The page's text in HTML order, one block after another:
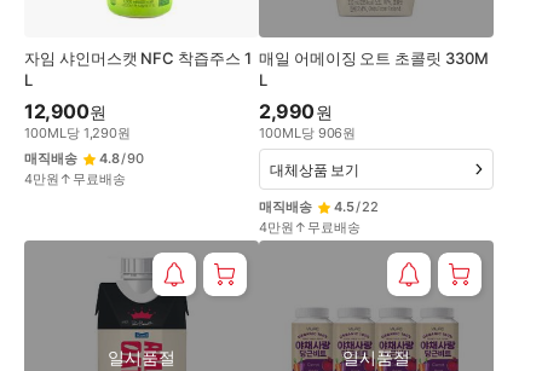
자임 샤인머스캣 NFC 착즙주스 1
L
12,900원
100ML당 1,290원
매직배송
4.8/90
4만원↑무료배송
매일 어메이징 오트 초콜릿 330M
L
2,990원
100ML당 906원
매직배송 4.5/22
4만원↑무료배송
대체상품 보기
일시품절 일시품절